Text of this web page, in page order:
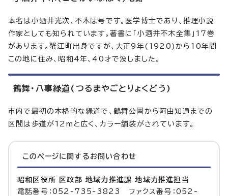
本名は小酒井光次、不木は号です。医学博士であり、推理小説
作家としても知られています。著書に「小酒井不木全集」17巻
があります。蟹江町出身ですが、大正9年(1920)から10年間
この地に住み、昭和4年、40才で没しました。
鶴舞・八事緑道(つるまやごとりょくどう)
市内で最初の本格的な緑道で、鶴舞公園から阿由知通までの
区間は歩道が12mと広く、カラー舗装がされています。
このページに関する お問い合わせ
昭和区役所 区政部 地域力推進課 地域力推進担当
電話番号：052-735-3823 ファクス番号：052-